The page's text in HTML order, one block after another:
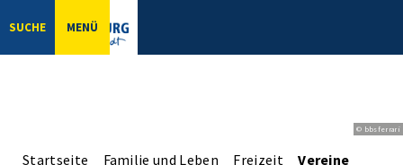
SUCHE MENÜ
© bbsferrari
Startseite Familie und Leben Freizeit Vereine